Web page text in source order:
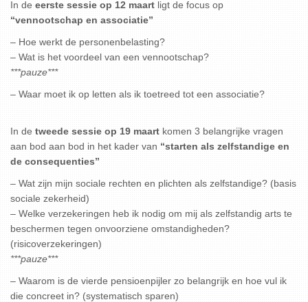
In de eerste sessie op 12 maart ligt de focus op
“vennootschap en associatie”
– Hoe werkt de personenbelasting?
– Wat is het voordeel van een vennootschap?
***pauze***
– Waar moet ik op letten als ik toetreed tot een associatie?
In de tweede sessie op 19 maart komen 3 belangrijke vragen
aan bod aan bod in het kader van “starten als zelfstandige en
de consequenties”
– Wat zijn mijn sociale rechten en plichten als zelfstandige? (basis
sociale zekerheid)
– Welke verzekeringen heb ik nodig om mij als zelfstandig arts te
beschermen tegen onvoorziene omstandigheden?
(risicoverzekeringen)
***pauze***
– Waarom is de vierde pensioenpijler zo belangrijk en hoe vul ik
die concreet in? (systematisch sparen)